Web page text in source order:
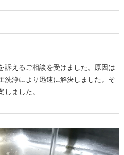
訴えるご相談を受けました。原因は
洗浄により迅速に解決しました。そ
しました。